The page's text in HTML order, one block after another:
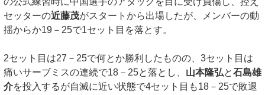
セッターの近藤茂がスタートから出場したが、メンバーの動
揺からか19－25で1セット目を落とす。
2セット目は27－25で何とか勝利したものの、3セット目は
痛いサーブミスの連続で18－25と落とし、 山本隆弘と石島雄
介を投入するが自滅に近い状態で4セット目も18－25で敗退